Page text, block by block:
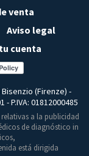
venta
Aviso legal
cuenta
Bisenzio (Firenze) -
- P.IVA: 01812000485
a la publicidad
de diagnóstico in
está dirigida